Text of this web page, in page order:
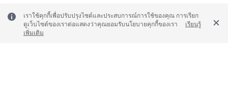
Permissions
เราใช้คุกกี้เพื่อปรับปรุงไซต์และประสบการณ์การใช้ของคุณ การเรียก
ดูเว็บไซต์ของเราต่อแสดงว่าคุณยอมรับนโยบายคุกกี้ของเรา
เรียนรู้
เพิ่มเติม